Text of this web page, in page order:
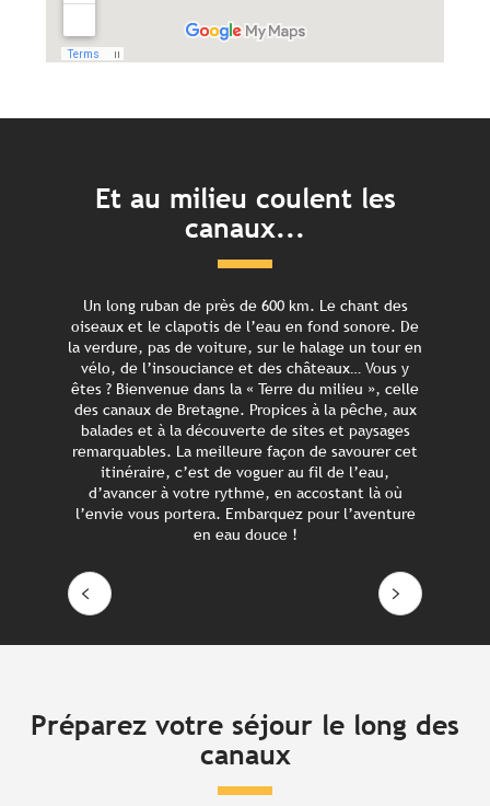
Et au milieu coulent les
canaux...
Un long ruban de près de 600 km. Le chant des
oiseaux et le clapotis de l’eau en fond sonore. De
la verdure, pas de voiture, sur le halage un tour en
vélo, de l’insouciance et des châteaux… Vous y
êtes ? Bienvenue dans la « Terre du milieu », celle
des canaux de Bretagne. Propices à la pêche, aux
balades et à la découverte de sites et paysages
remarquables. La meilleure façon de savourer cet
itinéraire, c’est de voguer au fil de l’eau,
d’avancer à votre rythme, en accostant là où
l’envie vous portera. Embarquez pour l’aventure
en eau douce !
Le Canal de Nantes à Brest
Lire la suite
Préparez votre séjour le long des
canaux